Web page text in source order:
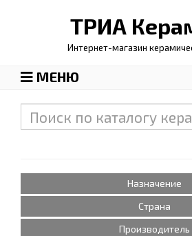
ТРИА
Интернет-магазин
МЕНЮ
Назначение
Страна
Производитель